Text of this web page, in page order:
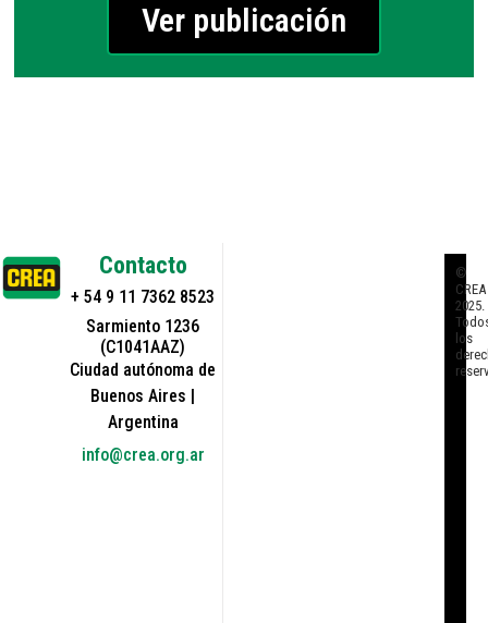
Ver publicación
Contacto
+ 54 9 11 7362 8523
Sarmiento 1236
(C1041AAZ)
Ciudad autónoma de
Buenos Aires |
Argentina
info@crea.org.ar
©
CREA
2025.
los